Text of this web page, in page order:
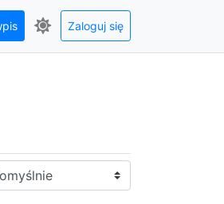
Zaloguj się